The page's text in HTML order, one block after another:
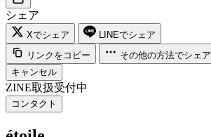
シェア
Xでシェア
LINEでシェア
リンクをコピー
その他の方法でシェア
キャンセル
ZINE取扱受付中
コンタクト